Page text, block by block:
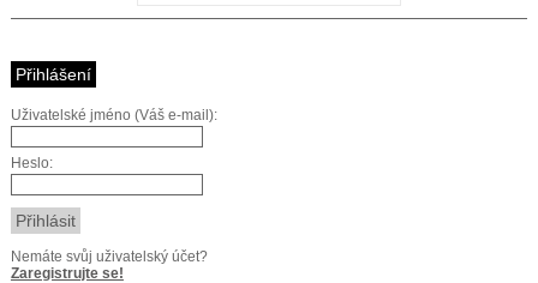
Přihlášení
Uživatelské jméno (Váš e-mail):
Heslo:
Nemáte svůj uživatelský účet?
Zaregistrujte se!